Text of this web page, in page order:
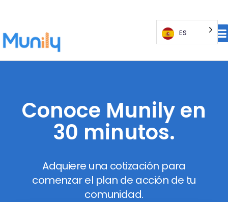
ES
Conoce Munily en
30 minutos.
Adquiere una cotización para
comenzar el plan de acción de tu
comunidad.